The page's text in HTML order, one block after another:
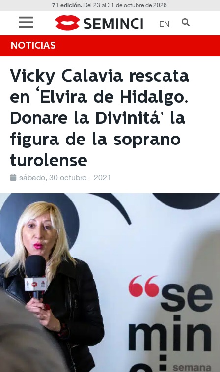
71 edición.Del 23 al 31 de octubre de 2026.
EN
NOTICIAS
Vicky Calavia rescata
en ‘Elvira de Hidalgo.
Donare la Divinitá’ la
figura de la soprano
turolense
sábado, 30 octubre - 2021